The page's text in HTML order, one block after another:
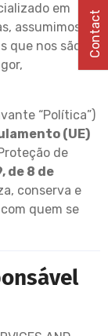
em
assumimos o
que nos são
“Política”)
(UE)
de
de 8 de
conserva e
quem se
Contact